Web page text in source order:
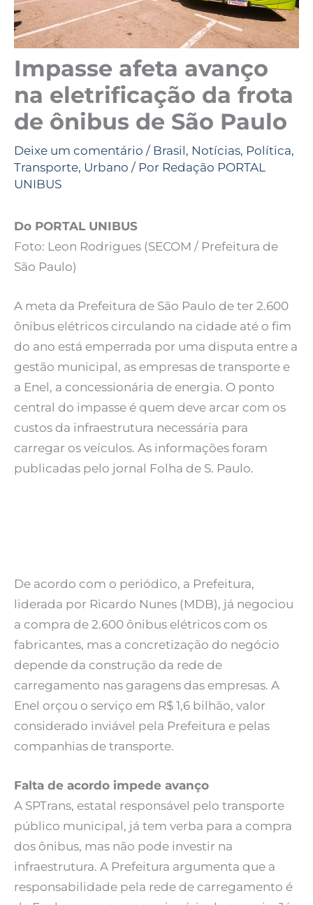
Impasse afeta avanço
na eletrificação da frota
de ônibus de São Paulo
Deixe um comentário / Brasil, Notícias, Política,
Transporte, Urbano / Por Redação PORTAL
UNIBUS
Do PORTAL UNIBUS
Foto: Leon Rodrigues (SECOM / Prefeitura de
São Paulo)
A meta da Prefeitura de São Paulo de ter 2.600
ônibus elétricos circulando na cidade até o fim
do ano está emperrada por uma disputa entre a
gestão municipal, as empresas de transporte e
a Enel, a concessionária de energia. O ponto
central do impasse é quem deve arcar com os
custos da infraestrutura necessária para
carregar os veículos. As informações foram
publicadas pelo jornal Folha de S. Paulo.
De acordo com o periódico, a Prefeitura,
liderada por Ricardo Nunes (MDB), já negociou
a compra de 2.600 ônibus elétricos com os
fabricantes, mas a concretização do negócio
depende da construção da rede de
carregamento nas garagens das empresas. A
Enel orçou o serviço em R$ 1,6 bilhão, valor
considerado inviável pela Prefeitura e pelas
companhias de transporte.
Falta de acordo impede avanço
A SPTrans, estatal responsável pelo transporte
público municipal, já tem verba para a compra
dos ônibus, mas não pode investir na
infraestrutura. A Prefeitura argumenta que a
responsabilidade pela rede de carregamento é